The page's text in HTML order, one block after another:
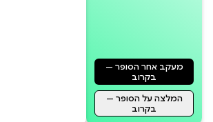
מעקב אחר הסופר —
בקרוב
המלצה על הסופר —
בקרוב